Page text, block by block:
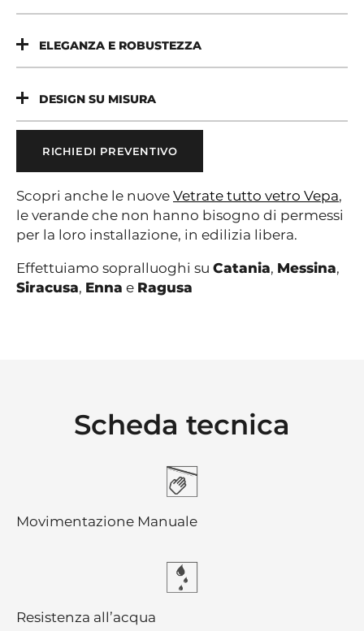
ELEGANZA E ROBUSTEZZA
DESIGN SU MISURA
RICHIEDI PREVENTIVO
Scopri anche le nuove Vetrate tutto vetro Vepa,
le verande che non hanno bisogno di permessi
per la loro installazione, in edilizia libera.
Effettuiamo sopralluoghi su Catania, Messina,
Siracusa, Enna e Ragusa
Scheda tecnica
Movimentazione Manuale
Resistenza all’acqua